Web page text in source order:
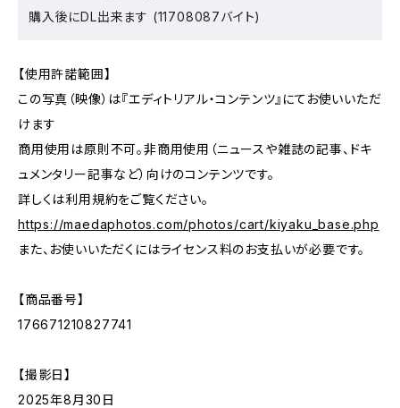
購入後にDL出来ます (11708087バイト)
【使用許諾範囲】
この写真（映像）は『エディトリアル・コンテンツ』にてお使いいただ
けます
商用使用は原則不可。非商用使用（ニュースや雑誌の記事、ドキ
ュメンタリー記事など）向けのコンテンツです。
詳しくは利用規約をご覧ください。
https://maedaphotos.com/photos/cart/kiyaku_base.php
また、お使いいただくにはライセンス料のお支払いが必要です。
【商品番号】
176671210827741
【撮影日】
2025年8月30日